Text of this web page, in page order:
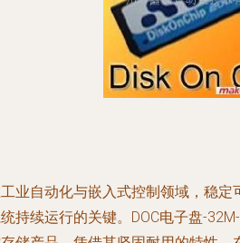
业自动化与嵌入式控制领域，稳定
持续运行的关键。DOC电子盘-